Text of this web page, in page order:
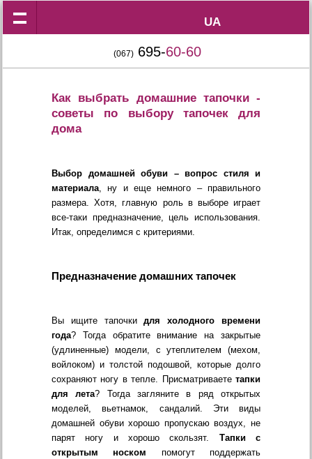
UA
UA
(067) 695-60-60
Как выбрать домашние тапочки -
советы по выбору тапочек для
дома
Выбор домашней обуви – вопрос стиля и
материала, ну и еще немного – правильного
размера. Хотя, главную роль в выборе играет
все-таки предназначение, цель использования.
Итак, определимся с критериями.
Предназначение домашних тапочек
Вы ищите тапочкидля холодного времени
года? Тогда обратите внимание на закрытые
(удлиненные) модели, с утеплителем (мехом,
войлоком) и толстой подошвой, которые долго
сохраняют ногу в тепле. Присматриваете тапки
для лета? Тогда загляните в ряд открытых
моделей, вьетнамок, сандалий. Эти виды
домашней обуви хорошо пропускаю воздух, не
парят ногу и хорошо скользят. Тапки с
открытым носком помогут поддержать